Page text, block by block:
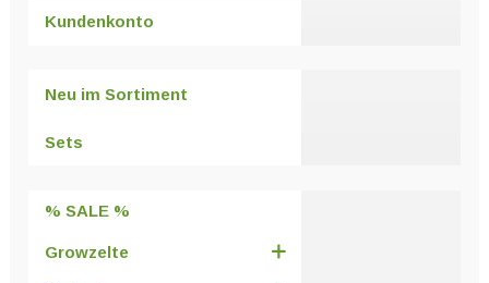
auf.
auf
gewählt
werden
Kundenkonto
Neu im Sortiment
Sets
% SALE %
Growzelte